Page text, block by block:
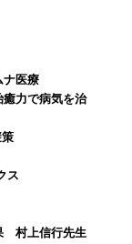
ナ医療
力で病気を治
ス
村上信行先生